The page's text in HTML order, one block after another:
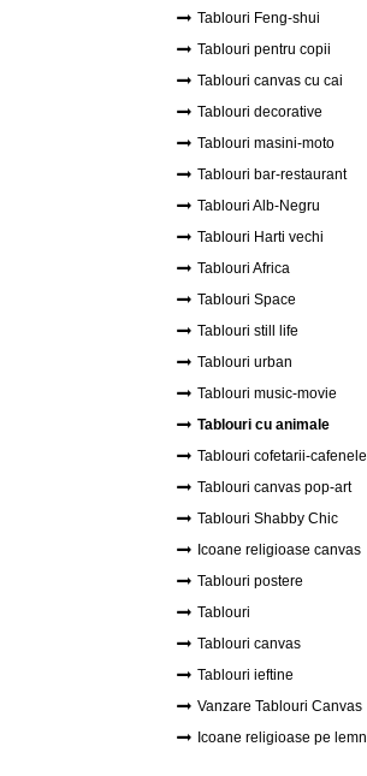
Tablouri Feng-shui
Tablouri pentru copii
Tablouri canvas cu cai
Tablouri decorative
Tablouri masini-moto
Tablouri bar-restaurant
Tablouri Alb-Negru
Tablouri Harti vechi
Tablouri Africa
Tablouri Space
Tablouri still life
Tablouri urban
Tablouri music-movie
Tablouri cu animale
Tablouri cofetarii-cafenele
Tablouri canvas pop-art
Tablouri Shabby Chic
Icoane religioase canvas
Tablouri postere
Tablouri
Tablouri canvas
Tablouri ieftine
Vanzare Tablouri Canvas
Icoane religioase pe lemn